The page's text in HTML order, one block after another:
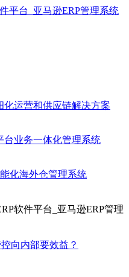
化运营和供应链解决方案
台业务一体化管理系统
化海外仓管理系统
向内部要效益？